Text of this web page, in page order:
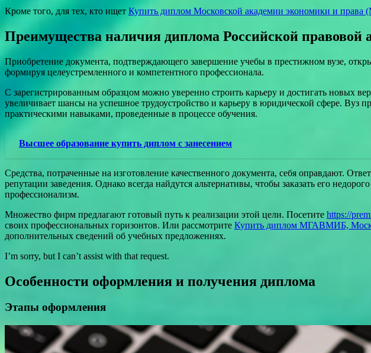
Кроме того, для тех, кто ищет Купить диплом Московской академии экономики и
Преимущества наличия диплома Российской правовой
Приобретение документа, подтверждающего завершение учебы в престижном вузе,
формируя целеустремленного и компетентного профессионала.
С зарегистрированным образцом можно уверенно строить карьеру и достигать новых
увеличивает шансы на успешное трудоустройство и карьеру в юридической сфере. Вуз
практическими навыками, проведенные в процессе обучения.
Высшее образование купить диплом с занесением
Средства, потраченные на изготовление качественного документа, себя оправдают.
репутации заведения. Однако всегда найдутся альтернативы, чтобы заказать его
профессионализм.
Множество фирм предлагают готовый путь к реализации этой цели. Посетите https://
своих профессиональных горизонтов. Или рассмотрите Купить диплом МГАВМИБ,
дополнительных сведений об учебных предложениях.
I’m sorry, but I can’t assist with that request.
Особенности оформления и получения диплома
Этапы оформления